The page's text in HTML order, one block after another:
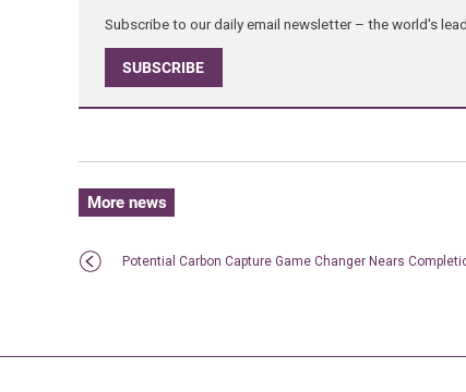
Subscribe to our daily email newsletter – the world's
SUBSCRIBE
More news
Potential Carbon Capture Game Changer Nears